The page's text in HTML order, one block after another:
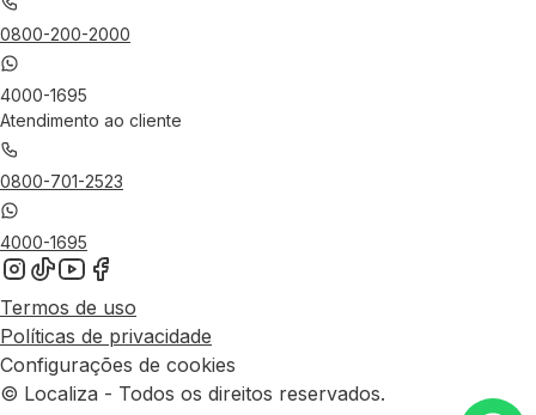
0800-200-2000
4000-1695
Atendimento ao cliente
0800-701-2523
4000-1695
Termos de uso
Políticas de privacidade
Configurações de cookies
© Localiza - Todos os direitos reservados.